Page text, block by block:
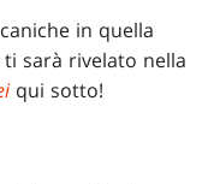
in quella
sarà rivelato nella
qui sotto!